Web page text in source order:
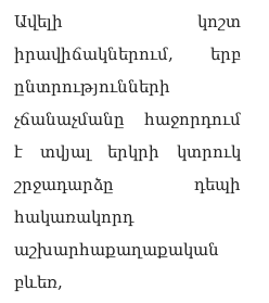
Ավելի կոշտ
իրավիճակներում, երբ
ընտրությունների
չճանաչմանը հաջորդում
է տվյալ երկրի կտրուկ
շրջադարձը դեպի
հակառակորդ
աշխարհաքաղաքական
բևեռ,